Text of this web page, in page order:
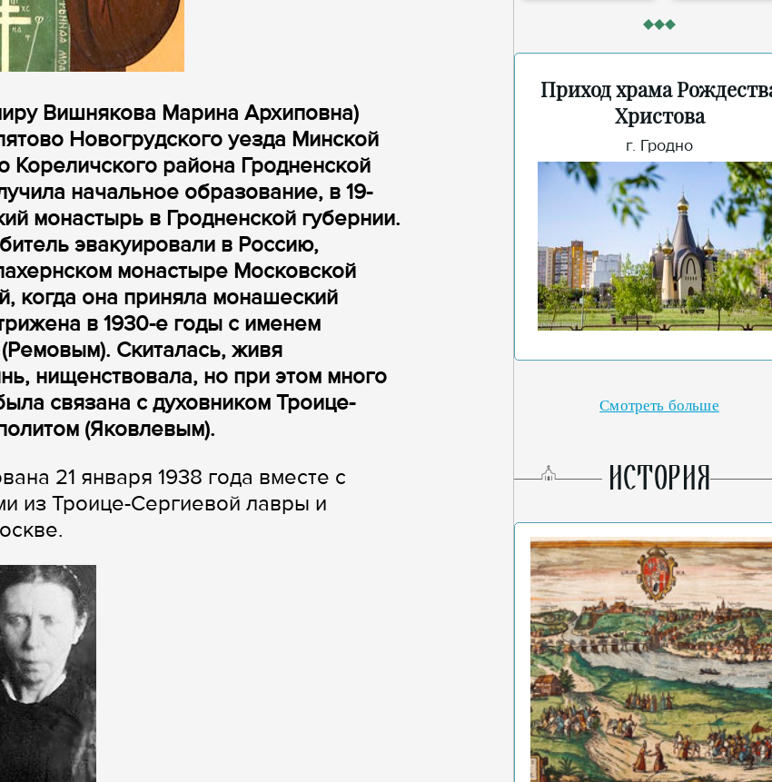
Вишнякова Марина Архиповна)
Новогрудского уезда Минской
Кореличского района Гродненской
начальное образование, в 19-
монастырь в Гродненской губернии.
эвакуировали в Россию,
монастыре Московской
когда она приняла монашеский
в 1930-е годы с именем
Скиталась, живя
нищенствовала, но при этом много
связана с духовником Троице-
(Яковлевым).
21 января 1938 года вместе с
из Троице-Сергиевой лавры и
Приход храма
Христова
г. Гродно
Смотреть больше
ИСТОРИЯ